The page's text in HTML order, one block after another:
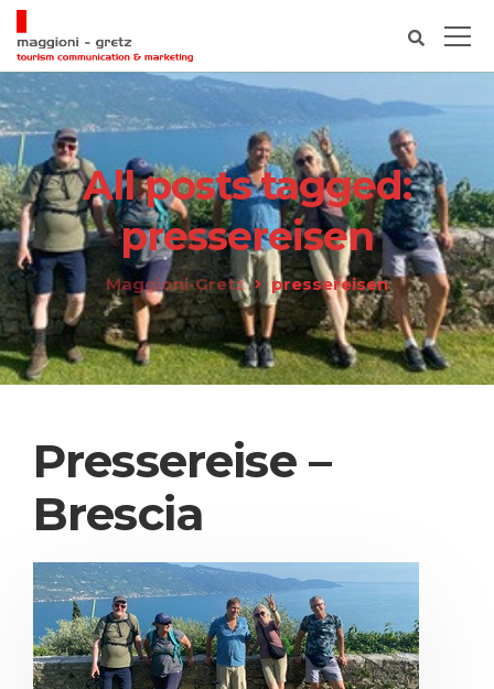
All posts tagged:
pressereisen
Maggioni-Gretz pressereisen
Pressereise –
Brescia